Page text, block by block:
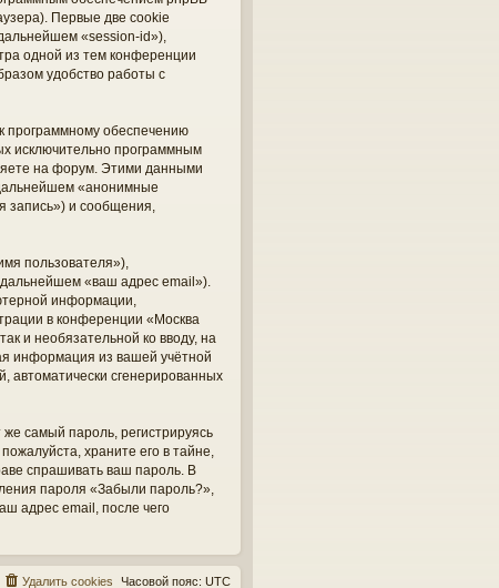
Первые две cookie
«session-id»),
одной из тем конференции
удобство работы с
программному обеспечению
исключительно программным
на форум. Этими данными
«анонимные
запись») и сообщения,
пользователя»),
«ваш адрес email»).
информации,
в конференции «Москва
и необязательной ко вводу, на
информация из вашей учётной
автоматически сгенерированных
самый пароль, регистрируясь
храните его в тайне,
спрашивать ваш пароль. В
пароля «Забыли пароль?»,
адрес email, после чего
Часовой пояс: UTC
Удалить cookies